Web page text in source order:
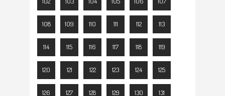
108 109 110 111 112 113
114 115 116 117 118 119
120 121 122 123 124 125
126 127 128 129 130 131